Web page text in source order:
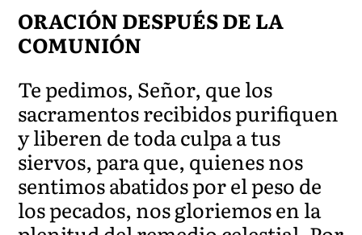
ORACIÓN DESPUÉS DE LA
COMUNIÓN
Te pedimos, Señor, que los
sacramentos recibidos purifiquen
y liberen de toda culpa a tus
siervos, para que, quienes nos
sentimos abatidos por el peso de
los pecados, nos gloriemos en la